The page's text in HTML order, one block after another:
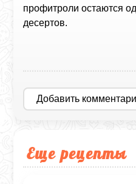
профитроли остаются
десертов.
Добавить
Еще рецепты